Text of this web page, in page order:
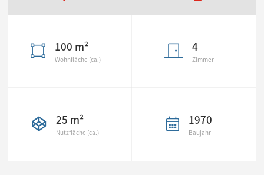
100 m²
Wohnfläche (ca.)
4
Zimmer
25 m²
Nutzfläche (ca.)
1970
Baujahr